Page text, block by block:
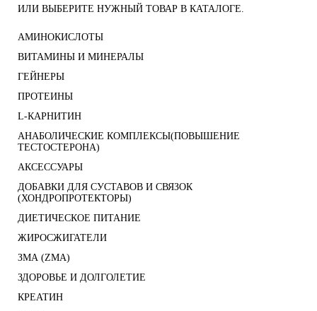
ИЛИ ВЫБЕРИТЕ НУЖНЫЙ ТОВАР В КАТАЛОГЕ.
АМИНОКИСЛОТЫ
ВИТАМИНЫ И МИНЕРАЛЫ
ГЕЙНЕРЫ
ПРОТЕИНЫ
L-КАРНИТИН
АНАБОЛИЧЕСКИЕ КОМПЛЕКСЫ(ПОВЫШЕНИЕ
ТЕСТОСТЕРОНА)
АКСЕССУАРЫ
ДОБАВКИ ДЛЯ СУСТАВОВ И СВЯЗОК
(ХОНДРОПРОТЕКТОРЫ)
ДИЕТИЧЕСКОЕ ПИТАНИЕ
ЖИРОСЖИГАТЕЛИ
ЗМА (ZMA)
ЗДОРОВЬЕ И ДОЛГОЛЕТИЕ
КРЕАТИН